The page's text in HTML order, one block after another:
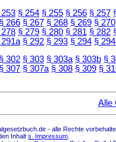
253 § 254 § 255 § 256 § 257
§ 266 § 267 § 268 § 269 § 270
278 § 279 § 280 § 281 § 282
291a § 292 § 293 § 294 §
§ 302 § 303 § 303a § 303b §
§ 307 § 307a § 308 § 309 §
Alle
- alle Rechte
Inhalt s. Impressum